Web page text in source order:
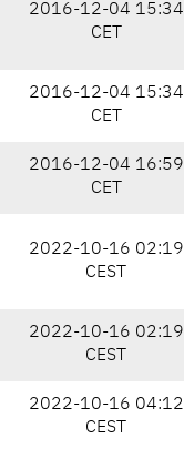
2016-12-04 15:34
CET
2016-12-04 15:34
CET
2016-12-04 16:59
CET
2022-10-16 02:19
CEST
2022-10-16 02:19
CEST
2022-10-16 04:12
CEST